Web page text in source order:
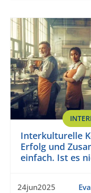
Interkulturelle
Erfolg und
einfach. Ist es
24jun2025